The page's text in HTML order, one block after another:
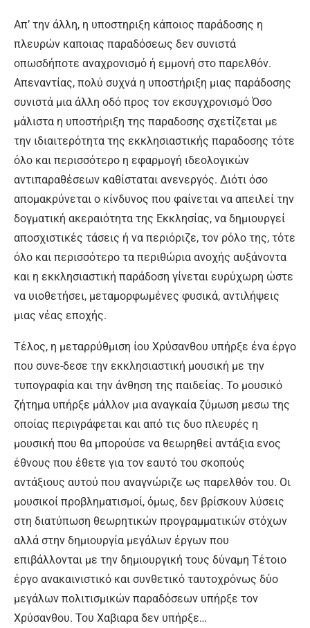
Απ’ την άλλη, η υποστηριξη κάποιος παράδοσης η
πλευρών καποιας παραδόσεως δεν συνιστά
οπωσδήποτε αναχρονισμό ή εμμονή στο παρελθόν.
Απεναντίας, πολύ συχνά η υποστήριξη μιας παράδοσης
συνιστά μια άλλη οδό προς τον εκσυγχρονισμό Όσο
μάλιστα η υποστήριξη της παραδοσης σχετίζεται με
την ιδιαιτερότητα της εκκλησιαστικής παραδοσης τότε
όλο και περισσότερο η εφαρμογή ιδεολογικών
αντιπαραθέσεων καθίσταται ανενεργός. Διότι όσο
απομακρύνεται ο κίνδυνος που φαίνεται να απειλεί την
δογματική ακεραιότητα της Εκκλησίας, να δημιουργεί
αποσχιστικές τάσεις ή να περιόριζε, τον ρόλο της, τότε
όλο και περισσότερο τα περιθώρια ανοχής αυξάνοντα
και η εκκλησιαστική παράδοση γίνεται ευρύχωρη ώστε
να υιοθετήσει, μεταμορφωμένες φυσικά, αντιλήψεις
μιας νέας εποχής.
Τέλος, η μεταρρύθμιση ίου Χρύσανθου υπήρξε ένα έργο
που συνε-δεσε την εκκλησιαστική μουσική με την
τυπογραφία και την άνθηση της παιδείας. Το μουσικό
ζήτημα υπήρξε μάλλον μια αναγκαία ζύμωση μεσω της
οποίας περιγράφεται και από τις δυο πλευρές η
μουσική που θα μπορούσε να θεωρηθεί αντάξια ενος
έθνους που έθετε για τον εαυτό του σκοπούς
αντάξιους αυτού που αναγνώριζε ως παρελθόν του. Οι
μουσικοί προβληματισμοί, όμως, δεν βρίσκουν λύσεις
στη διατύπωση θεωρητικών προγραμματικών στόχων
αλλά στην δημιουργία μεγάλων έργων που
επιβάλλονται με την δημιουργική τους δύναμη Τέτοιο
έργο ανακαινιστικό και συνθετικό ταυτοχρόνως δύο
μεγάλων πολιτισμικών παραδόσεων υπήρξε τον
Χρύσανθου. Του Χαβιαρα δεν υπήρξε…